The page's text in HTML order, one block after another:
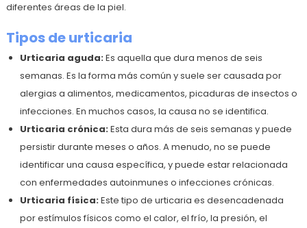
diferentes áreas de la piel.
Tipos de urticaria
Urticaria aguda:Es aquella que dura menos de seis
semanas. Es la forma más común y suele ser causada por
alergias a alimentos, medicamentos, picaduras de insectos o
infecciones. En muchos casos, la causa no se identifica.
Urticaria crónica:Esta dura más de seis semanas y puede
persistir durante meses o años. A menudo, no se puede
identificar una causa específica, y puede estar relacionada
con enfermedades autoinmunes o infecciones crónicas.
Urticaria física:Este tipo de urticaria es desencadenada
por estímulos físicos como el calor, el frío, la presión, el